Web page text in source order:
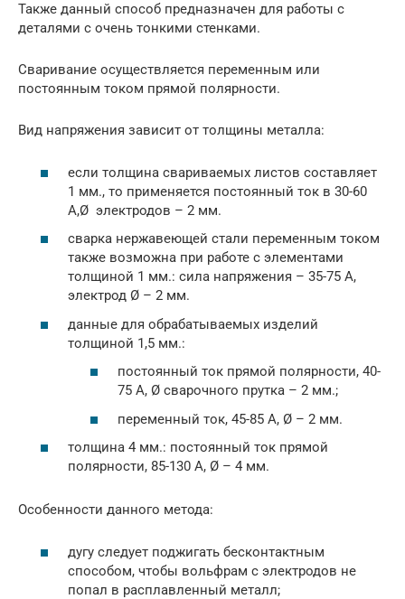
Также данный способ предназначен для работы с
деталями с очень тонкими стенками.
Сваривание осуществляется переменным или
постоянным током прямой полярности.
Вид напряжения зависит от толщины металла:
если толщина свариваемых листов составляет
1 мм., то применяется постоянный ток в 30-60
А,Ø электродов – 2 мм.
сварка нержавеющей стали переменным током
также возможна при работе с элементами
толщиной 1 мм.: сила напряжения – 35-75 А,
электрод Ø – 2 мм.
данные для обрабатываемых изделий
толщиной 1,5 мм.:
постоянный ток прямой полярности, 40-
75 А, Ø сварочного прутка – 2 мм.;
переменный ток, 45-85 А, Ø – 2 мм.
толщина 4 мм.: постоянный ток прямой
полярности, 85-130 А, Ø – 4 мм.
Особенности данного метода:
дугу следует поджигать бесконтактным
способом, чтобы вольфрам с электродов не
попал в расплавленный металл;